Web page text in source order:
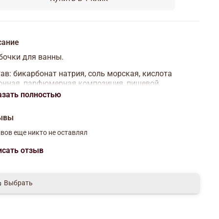
для ванны.
бикарбонат натрия, соль морская, кислота
парфюмерная композиция, пищевой
водой (t воды 36–38 °С), и дайте ей
раствориться. Принимайте ванну 15–20
полностью
еще никто не оставлял
отзыв
Выбрать